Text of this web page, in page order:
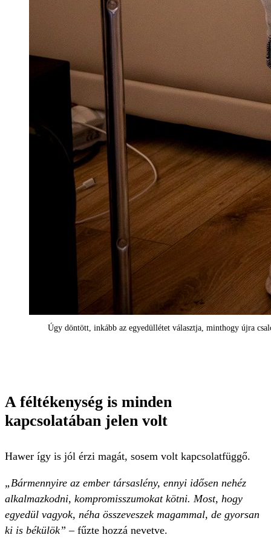
Úgy döntött, inkább az egyedüllétet választja, minthogy újra
A féltékenység is minden
kapcsolatában jelen volt
Hawer így is jól érzi magát, sosem volt kapcsolatfüggő.
„Bármennyire az ember társaslény, ennyi idősen nehéz
alkalmazkodni, kompromisszumokat kötni. Most, hogy
egyedül vagyok, néha összeveszek magammal, de gyorsan
ki is békülök” – fűzte hozzá nevetve.